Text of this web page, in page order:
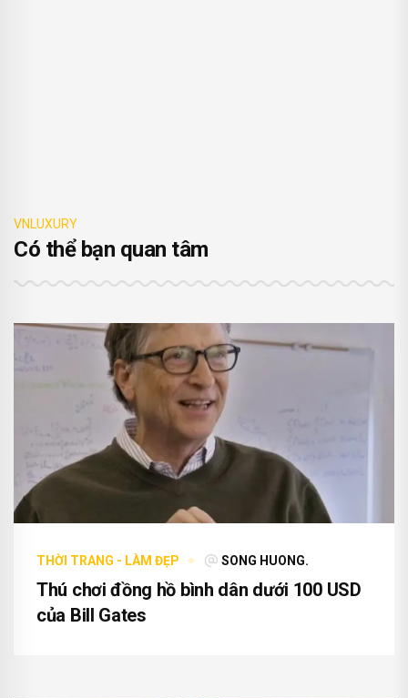
VNLUXURY
Có thể bạn quan tâm
THỜI TRANG - LÀM ĐẸP SONG HUONG.
Thú chơi đồng hồ bình dân dưới 100 USD
của Bill Gates